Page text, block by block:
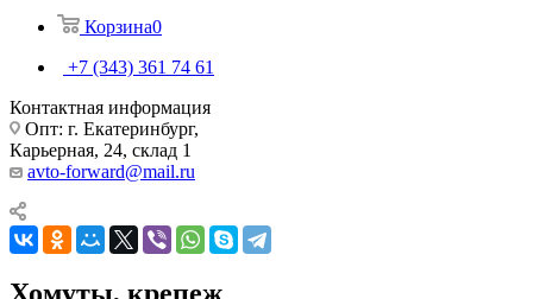
Корзина0
+7 (343) 361 74 61
Контактная информация
Опт: г. Екатеринбург,
Карьерная, 24, склад 1
avto-forward@mail.ru